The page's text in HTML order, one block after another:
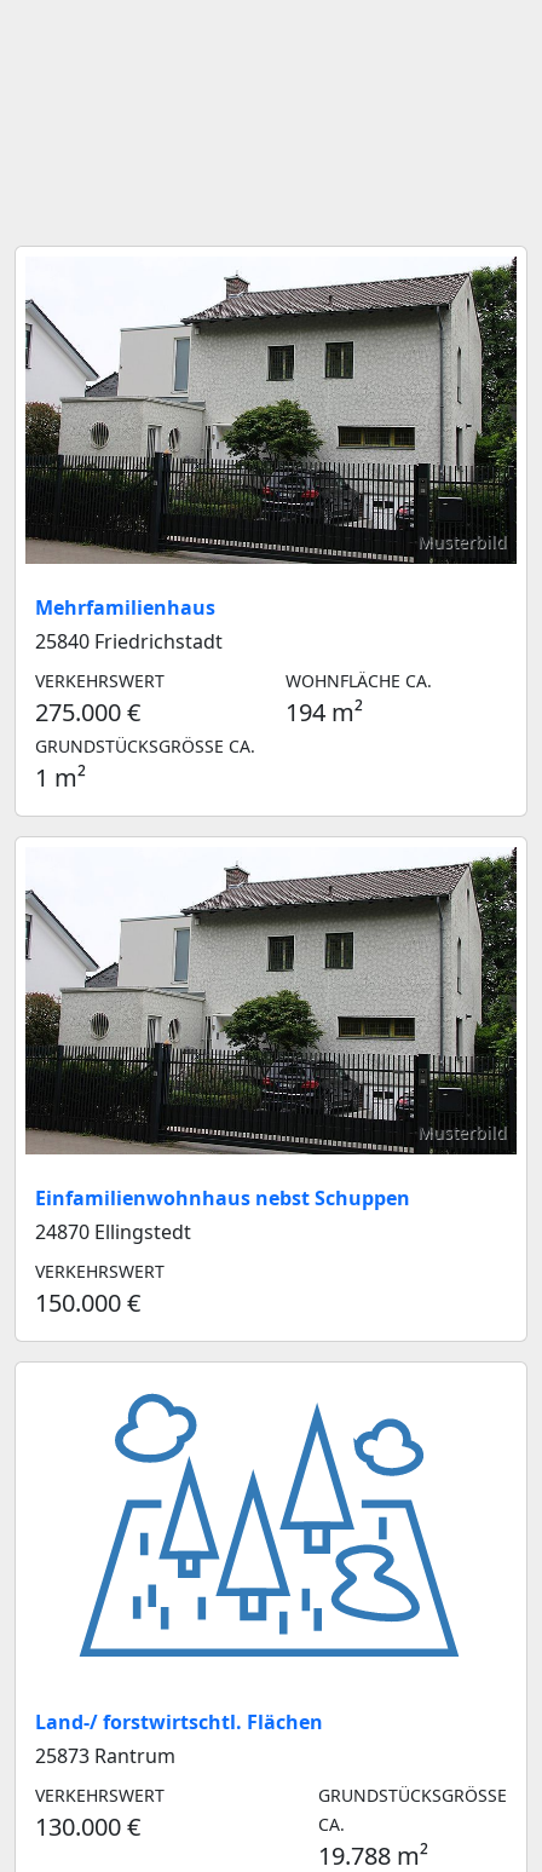
Musterbild
Mehrfamilienhaus
25840 Friedrichstadt
VERKEHRSWERT
275.000 €
WOHNFLÄCHE CA.
194 m²
GRUNDSTÜCKSGRÖSSE CA.
1 m²
Musterbild
Einfamilienwohnhaus nebst Schuppen
24870 Ellingstedt
VERKEHRSWERT
150.000 €
Land-/ forstwirtschtl. Flächen
25873 Rantrum
VERKEHRSWERT
130.000 €
GRUNDSTÜCKSGRÖSSE C
A.
19.788 m²